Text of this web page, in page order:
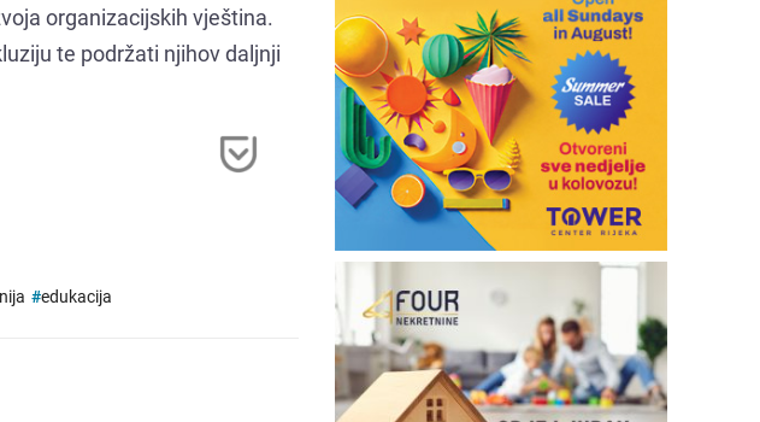
organizacijskih vještina.
te podržati njihov daljnji
#edukacija